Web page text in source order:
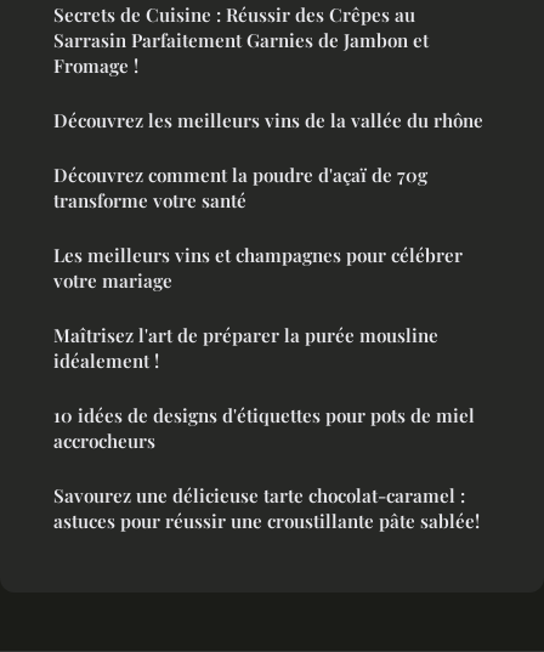
Secrets de Cuisine : Réussir des Crêpes au
Sarrasin Parfaitement Garnies de Jambon et
Fromage !
Découvrez les meilleurs vins de la vallée du rhône
Découvrez comment la poudre d'açaï de 70g
transforme votre santé
Les meilleurs vins et champagnes pour célébrer
votre mariage
Maîtrisez l'art de préparer la purée mousline
idéalement !
10 idées de designs d'étiquettes pour pots de miel
accrocheurs
Savourez une délicieuse tarte chocolat-caramel :
astuces pour réussir une croustillante pâte sablée!